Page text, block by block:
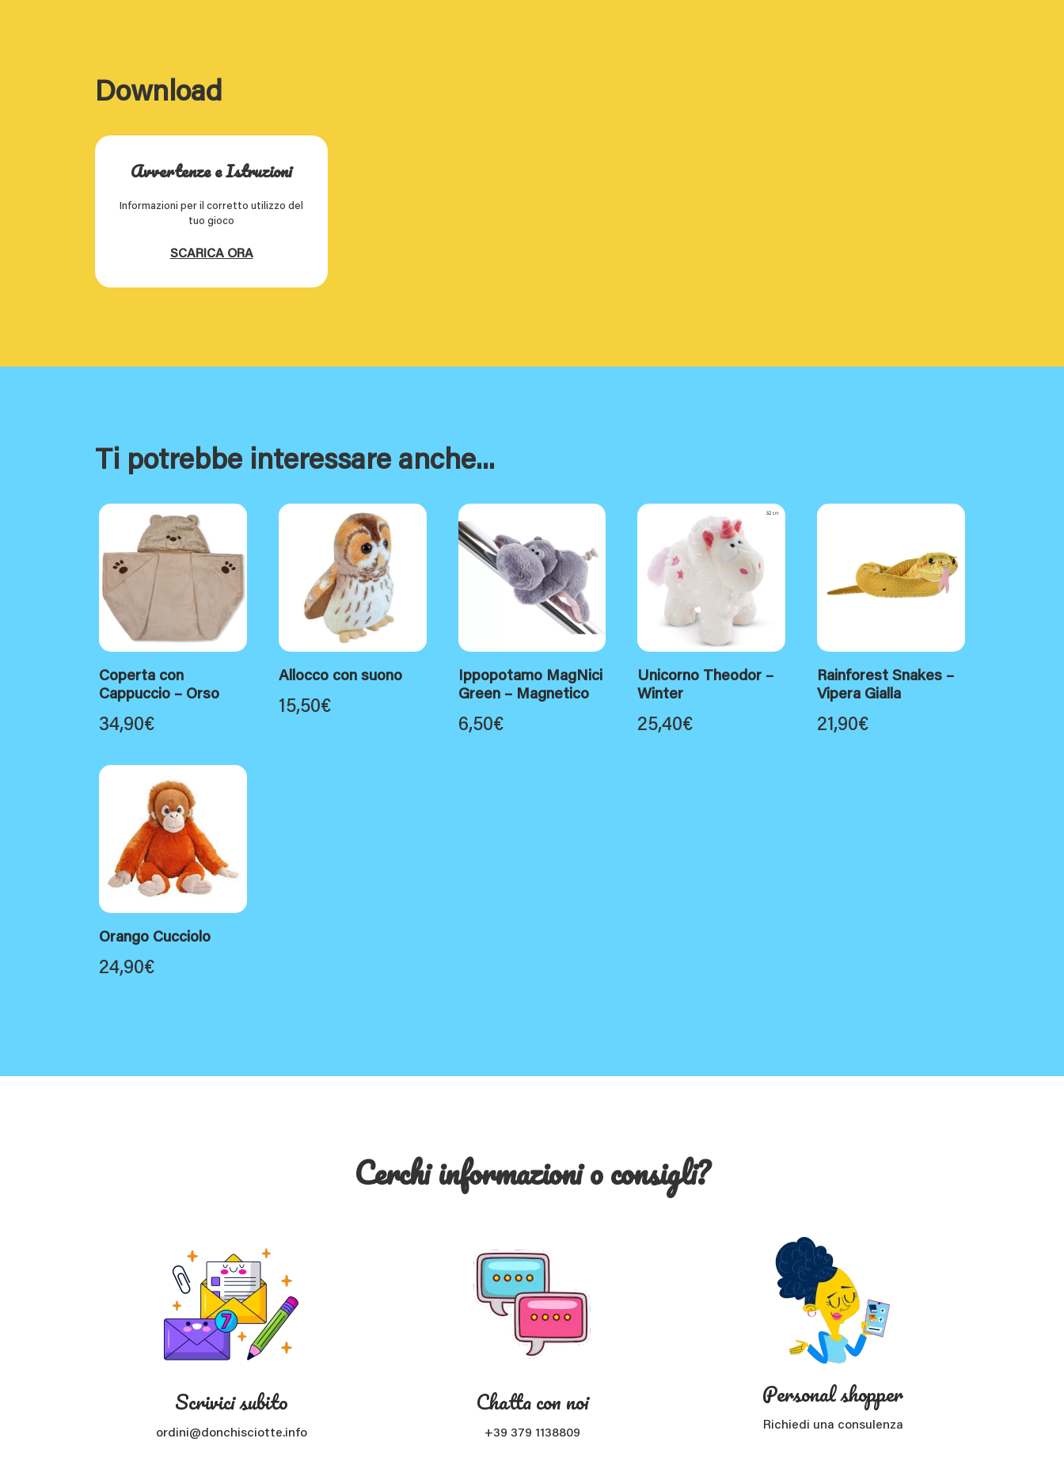
Download
Avvertenze e Istruzioni
Informazioni per il corretto utilizzo del
tuo gioco
SCARICA ORA
Ti potrebbe interessare anche...
Coperta con
Cappuccio – Orso
34,90€
Allocco con suono
15,50€
Ippopotamo MagNici
Green – Magnetico
6,50€
Unicorno Theodor –
Winter
25,40€
Rainforest Snakes –
Vipera Gialla
21,90€
Orango Cucciolo
24,90€
Cerchi informazioni o consigli?
Scrivici subito
ordini@donchisciotte.info
Chatta con noi
+39 379 1138809
Personal shopper
Richiedi una consulenza